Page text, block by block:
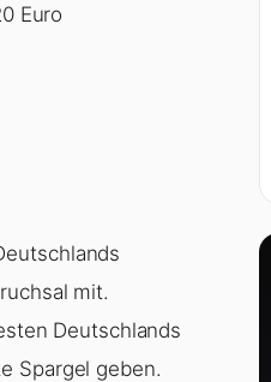
Euro
mit.
Deutschlands
Spargel geben.